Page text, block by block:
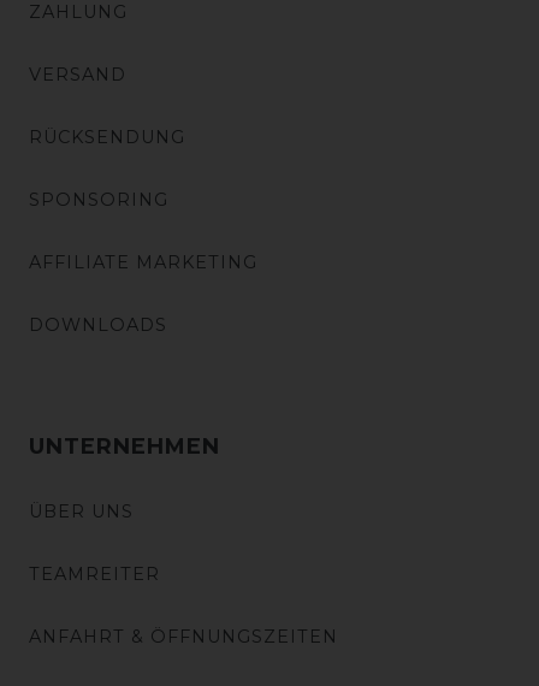
ZAHLUNG
VERSAND
RÜCKSENDUNG
SPONSORING
AFFILIATE MARKETING
DOWNLOADS
UNTERNEHMEN
ÜBER UNS
TEAMREITER
ANFAHRT & ÖFFNUNGSZEITEN